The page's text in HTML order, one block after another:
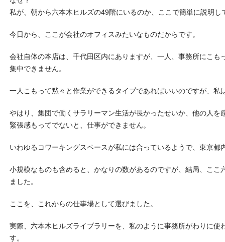
私が、朝から六本木ヒルズの49階にいるのか、ここで簡単に説明し
今日から、ここが会社のオフィスみたいなものだからです。
会社自体の本店は、千代田区内にありますが、一人、事務所にこも
集中できません。
一人こもって黙々と作業ができるタイプであればいいのですが、私
やはり、集団で働くサラリーマン生活が長かったせいか、他の人を
緊張感もってでないと、仕事ができません。
いわゆるコワーキングスペースが私には合っているようで、東京都
小規模なものも含めると、かなりの数があるのですが、結局、ここ
ました。
ここを、これからの仕事場として選びました。
実際、六本木ヒルズライブラリーを、私のように事務所がわりに使
す。